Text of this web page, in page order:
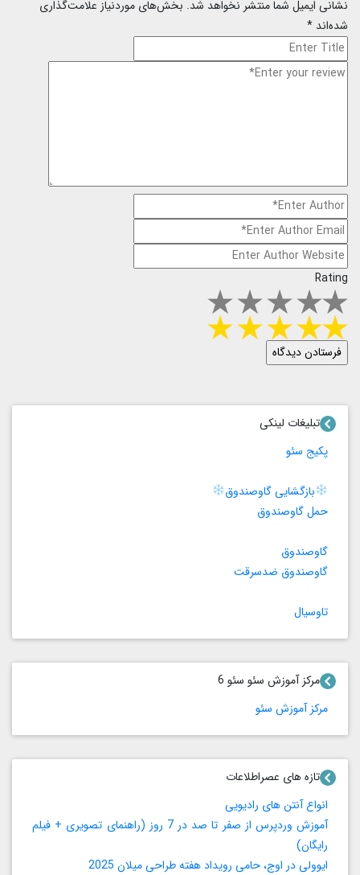
نشانی ایمیل شما منتشر نخواهد شد. بخش‌های موردنیاز علامت‌گذاری
شده‌اند *
Rating
تبلیغات لینکی
پکیج سئو
بازگشایی گاوصندوق
حمل گاوصندوق
گاوصندوق
گاوصندوق ضدسرقت
تاوسیال
مرکز آموزش سئو سئو 6
مرکز آموزش سئو
تازه های عصراطلاعات
انواع آنتن های رادیویی
آموزش وردپرس از صفر تا صد در 7 روز (راهنمای تصویری + فیلم
رایگان)
ایوولی در اوج، حامی رویداد هفته طراحی میلان 2025